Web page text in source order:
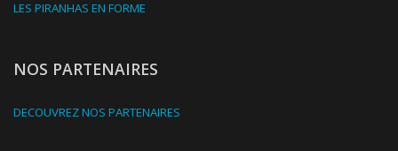
LES PIRANHAS EN FORME
NOS PARTENAIRES
DECOUVREZ NOS PARTENAIRES